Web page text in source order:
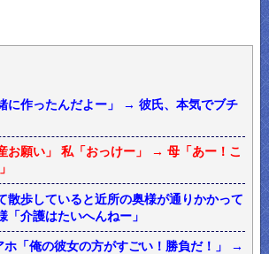
に作ったんだよー」 → 彼氏、本気でブチ
お願い」 私「おっけー」 → 母「あー！こ
散歩していると近所の奥様が通りかかって
「介護はたいへんねー」
ホ「俺の彼女の方がすごい！勝負だ！」 →